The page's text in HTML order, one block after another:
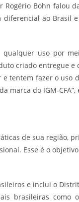
Bohn falou
diferencial ao Brasil
uso por
criado entregue
tentem fazer o uso
marca do IGM-
de sua região,
Esse é o
e inclui o
brasileiras como